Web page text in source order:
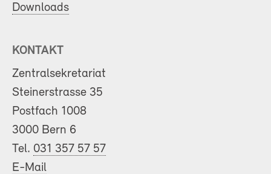
Downloads
KONTAKT
Zentralsekretariat
Steinerstrasse 35
Postfach 1008
3000 Bern 6
Tel. 031 357 57 57
E-Mail